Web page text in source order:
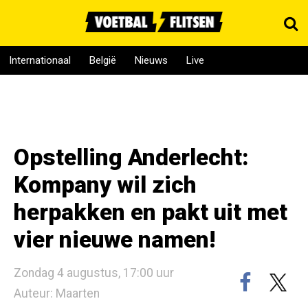
Internationaal België Nieuws Live
Opstelling Anderlecht:
Kompany wil zich
herpakken en pakt uit met
vier nieuwe namen!
Zondag 4 augustus, 17:00 uur
Auteur: Maarten